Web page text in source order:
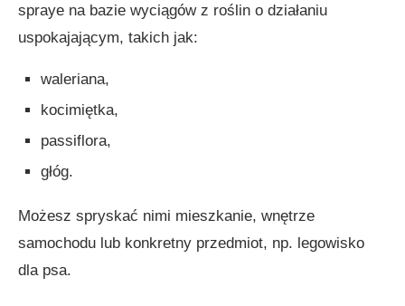
spraye na bazie wyciągów z roślin o działaniu
uspokajającym, takich jak:
waleriana,
kocimiętka,
passiflora,
głóg.
Możesz spryskać nimi mieszkanie, wnętrze
samochodu lub konkretny przedmiot, np. legowisko
dla psa.